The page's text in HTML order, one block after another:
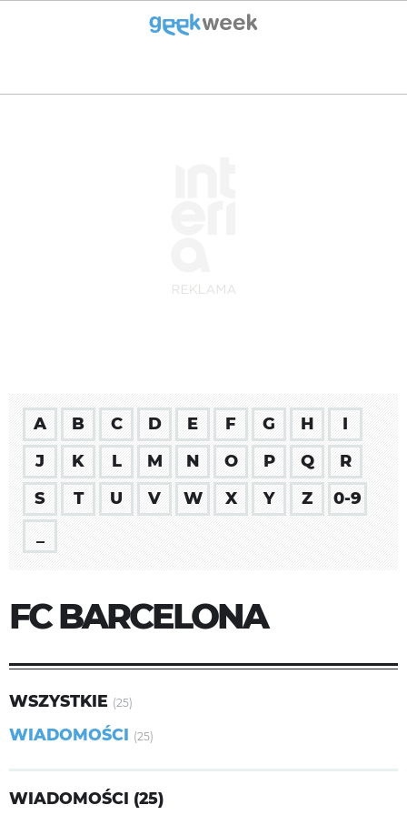
A B C D E F G H
I
J
K L M N O P Q
R
S
T U V W X Y Z
0-9
FC BARCELONA
WSZYSTKIE (25)
WIADOMOŚCI (25)
WIADOMOŚCI (25)